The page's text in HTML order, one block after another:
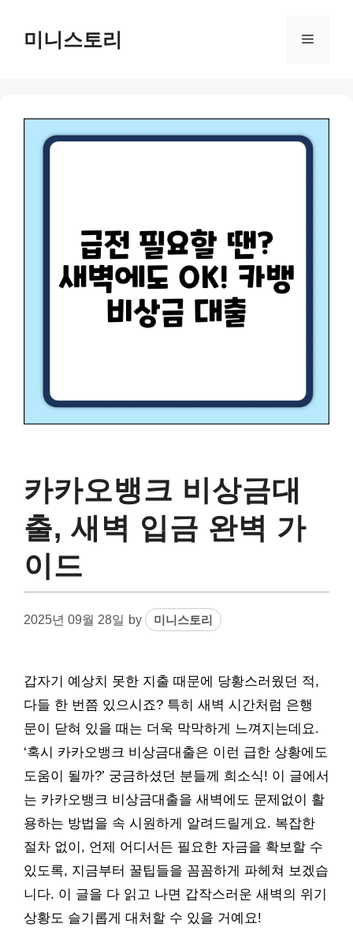
content미니스토리 Menu
카카오뱅크 비상금대
출, 새벽 입금 완벽 가
이드
2025년 09월 28일 by 미니스토리
갑자기 예상치 못한 지출 때문에 당황스러웠던 적,
다들 한 번쯤 있으시죠? 특히 새벽 시간처럼 은행
문이 닫혀 있을 때는 더욱 막막하게 느껴지는데요.
‘혹시 카카오뱅크 비상금대출은 이런 급한 상황에도
도움이 될까?’ 궁금하셨던 분들께 희소식! 이 글에서
는 카카오뱅크 비상금대출을 새벽에도 문제없이 활
용하는 방법을 속 시원하게 알려드릴게요. 복잡한
절차 없이, 언제 어디서든 필요한 자금을 확보할 수
있도록, 지금부터 꿀팁들을 꼼꼼하게 파헤쳐 보겠습
니다. 이 글을 다 읽고 나면 갑작스러운 새벽의 위기
상황도 슬기롭게 대처할 수 있을 거예요!